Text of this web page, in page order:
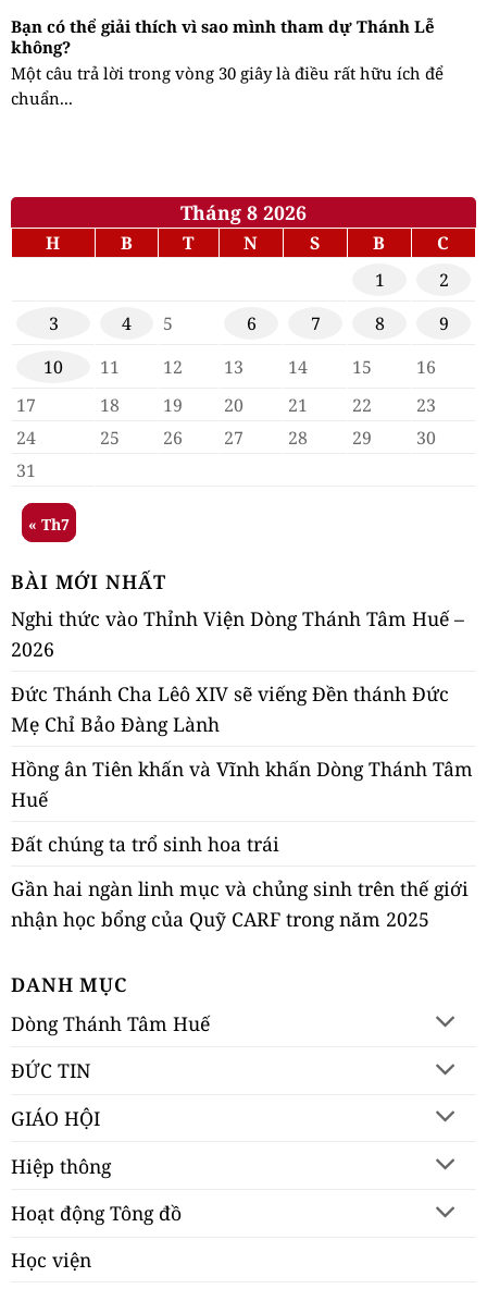
Bạn có thể giải thích vì sao mình tham dự Thánh Lễ
không?
Một câu trả lời trong vòng 30 giây là điều rất hữu ích để
chuẩn...
Tháng 8 2026
H B T N S B
C
1
2
3
4 5 6 7 8
9
10
11 12 13 14 15
16
17
18 19 20 21 22
23
24
25 26 27 28 29
30
31
« Th7
BÀI MỚI NHẤT
Nghi thức vào Thỉnh Viện Dòng Thánh Tâm Huế –
2026
Đức Thánh Cha Lêô XIV sẽ viếng Đền thánh Đức
Mẹ Chỉ Bảo Đàng Lành
Hồng ân Tiên khấn và Vĩnh khấn Dòng Thánh Tâm
Huế
Đất chúng ta trổ sinh hoa trái
Gần hai ngàn linh mục và chủng sinh trên thế giới
nhận học bổng của Quỹ CARF trong năm 2025
DANH MỤC
Dòng Thánh Tâm Huế
ĐỨC TIN
GIÁO HỘI
Hiệp thông
Hoạt động Tông đồ
Học viện